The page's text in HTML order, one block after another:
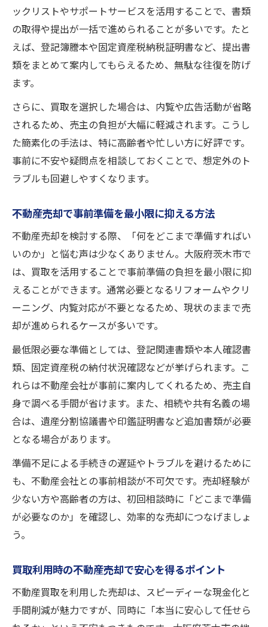
ックリストやサポートサービスを活用することで、書類
の取得や提出が一括で進められることが多いです。たと
えば、登記簿謄本や固定資産税納税証明書など、提出書
類をまとめて案内してもらえるため、無駄な往復を防げ
ます。
さらに、買取を選択した場合は、内覧や広告活動が省略
されるため、売主の負担が大幅に軽減されます。こうし
た簡素化の手法は、特に高齢者や忙しい方に好評です。
事前に不安や疑問点を相談しておくことで、想定外のト
ラブルも回避しやすくなります。
不動産売却で事前準備を最小限に抑える方法
不動産売却を検討する際、「何をどこまで準備すればい
いのか」と悩む声は少なくありません。大阪府茨木市で
は、買取を活用することで事前準備の負担を最小限に抑
えることができます。通常必要となるリフォームやクリ
ーニング、内覧対応が不要となるため、現状のままで売
却が進められるケースが多いです。
最低限必要な準備としては、登記関連書類や本人確認書
類、固定資産税の納付状況確認などが挙げられます。こ
れらは不動産会社が事前に案内してくれるため、売主自
身で調べる手間が省けます。また、相続や共有名義の場
合は、遺産分割協議書や印鑑証明書など追加書類が必要
となる場合があります。
準備不足による手続きの遅延やトラブルを避けるために
も、不動産会社との事前相談が不可欠です。売却経験が
少ない方や高齢者の方は、初回相談時に「どこまで準備
が必要なのか」を確認し、効率的な売却につなげましょ
う。
買取利用時の不動産売却で安心を得るポイント
不動産買取を利用した売却は、スピーディーな現金化と
手間削減が魅力ですが、同時に「本当に安心して任せら